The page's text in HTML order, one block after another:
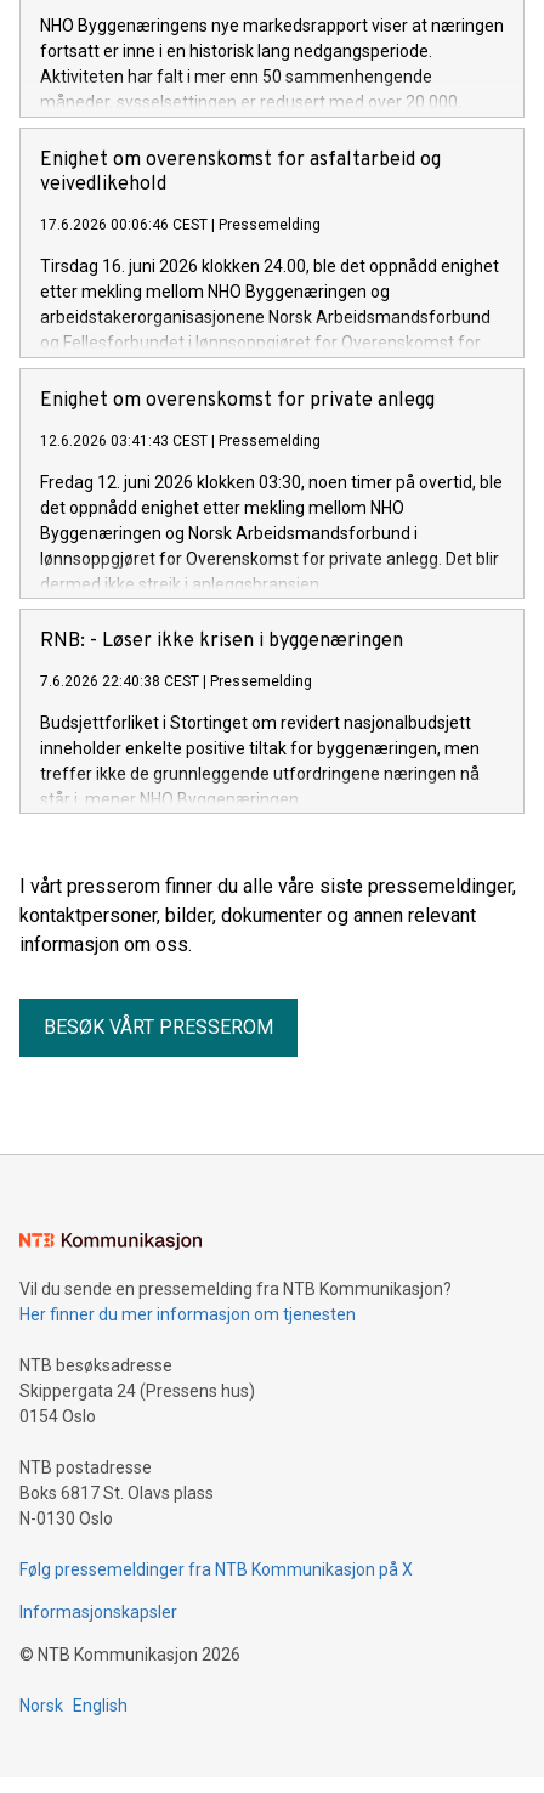
NHO Byggenæringens nye markedsrapport viser at næringen
fortsatt er inne i en historisk lang nedgangsperiode.
Aktiviteten har falt i mer enn 50 sammenhengende
måneder, sysselsettingen er redusert med over 20 000,
konkursnivået er høyt, og boligbyggingen ligger fortsatt på et
historisk lavt nivå. Det har ikke vært bygget færre boliger enn
siden krigen, og boliggapet er snart på størrelse med
Enighet om overenskomst for asfaltarbeid og
veivedlikehold
17.6.2026 00:06:46 CEST Pressemelding
Tirsdag 16. juni 2026 klokken 24.00, ble det oppnådd enighet
etter mekling mellom NHO Byggenæringen og
arbeidstakerorganisasjonene Norsk Arbeidsmandsforbund
og Fellesforbundet i lønnsoppgjøret for Overenskomst for
asfaltarbeid og veivedlikehold.
Enighet om overenskomst for private anlegg
12.6.2026 03:41:43 CEST Pressemelding
Fredag 12. juni 2026 klokken 03:30, noen timer på overtid, ble
det oppnådd enighet etter mekling mellom NHO
Byggenæringen og Norsk Arbeidsmandsforbund i
lønnsoppgjøret for Overenskomst for private anlegg. Det blir
dermed ikke streik i anleggsbransjen.
RNB: - Løser ikke krisen i byggenæringen
7.6.2026 22:40:38 CEST Pressemelding
Budsjettforliket i Stortinget om revidert nasjonalbudsjett
inneholder enkelte positive tiltak for byggenæringen, men
treffer ikke de grunnleggende utfordringene næringen nå
står i, mener NHO Byggenæringen.
I vårt presserom finner du alle våre siste pressemeldinger,
kontaktpersoner, bilder, dokumenter og annen relevant
informasjon om oss.
BESØK VÅRT PRESSEROM
Vil du sende en pressemelding fra NTB Kommunikasjon?
Her finner du mer informasjon om tjenesten
NTB besøksadresse
Skippergata 24 (Pressens hus)
0154 Oslo
NTB postadresse
Boks 6817 St. Olavs plass
N-0130 Oslo
Følg pressemeldinger fra NTB Kommunikasjon på X
Informasjonskapsler
© NTB Kommunikasjon 2026
Norsk English